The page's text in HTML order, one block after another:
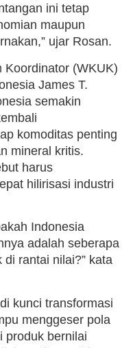
ini tetap
maupun
ujar Rosan.
Koordinator (WKUK)
James T.
semakin
komoditas penting
mineral kritis.
harus
hilirisasi industri
Indonesia
adalah seberapa
rantai nilai?” kata
kunci transformasi
menggeser pola
produk bernilai